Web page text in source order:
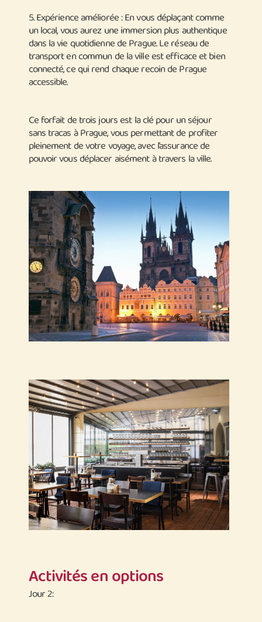
5.Expérience améliorée :En vous déplaçant comme
un local, vous aurez une immersion plus authentique
dans la vie quotidienne de Prague. Le réseau de
transport en commun de la ville est efficace et bien
connecté, ce qui rend chaque recoin de Prague
accessible.
Ce forfait de trois jours est la clé pour un séjour
sans tracas à Prague, vous permettant de profiter
pleinement de votre voyage, avec l’assurance de
pouvoir vous déplacer aisément à travers la ville.
Activités en options
Jour 2: